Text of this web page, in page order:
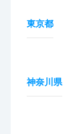
東京都
神奈川県